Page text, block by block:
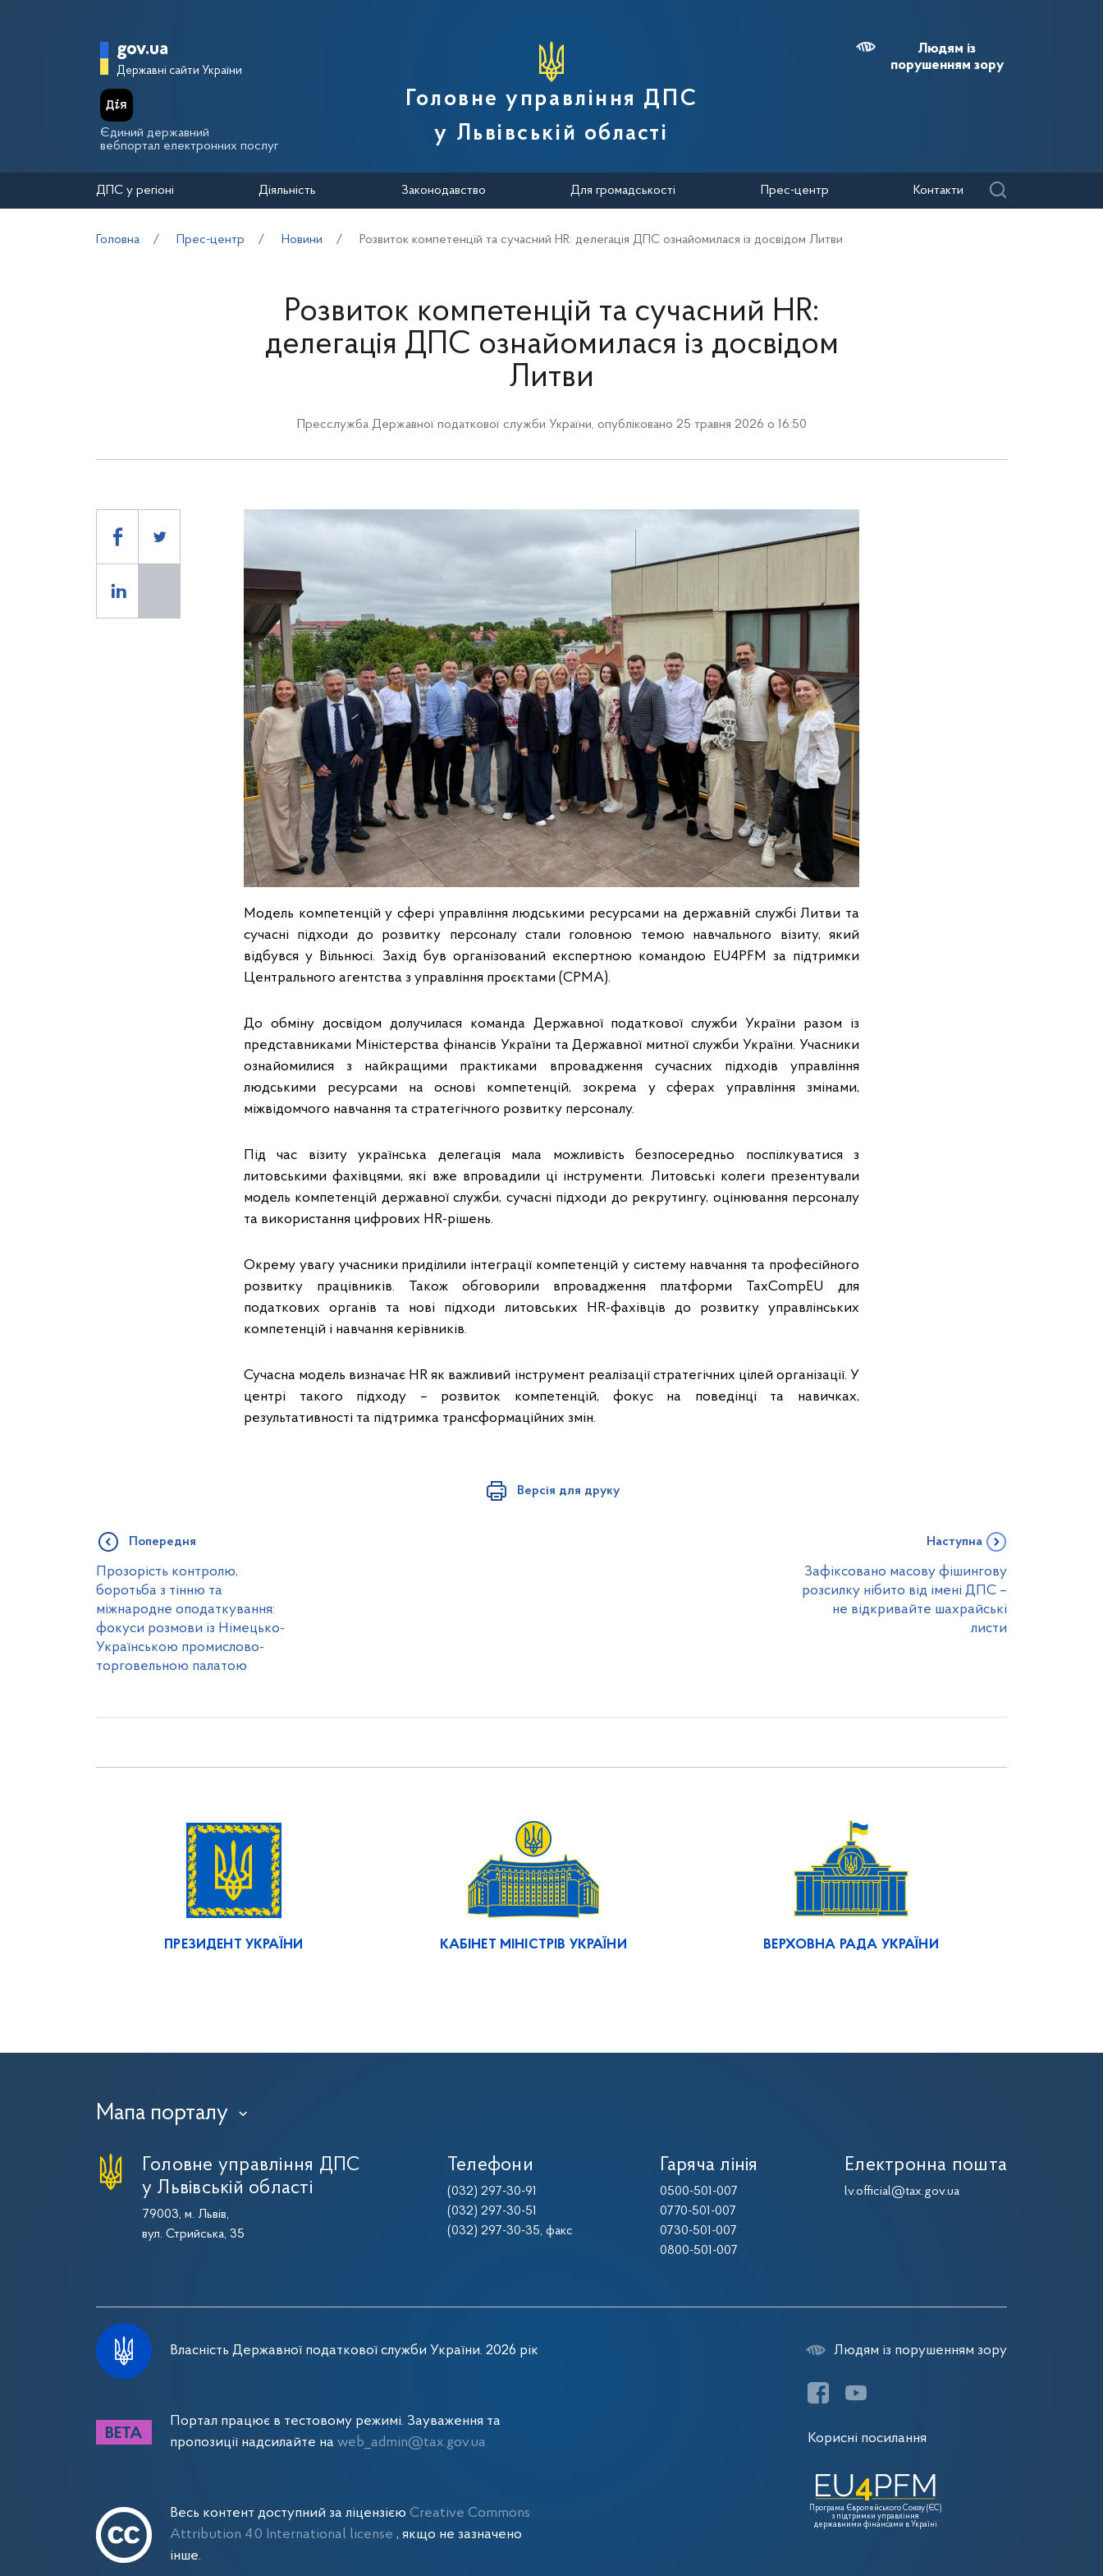
Головна сторінка Державної податкової служби України
gov.ua
Державні сайти України
Єдиний державний
вебпортал електронних послуг
Головне управління ДПС
у Львівській області
Людям із
порушенням зору
ДПС у регіоні Діяльність Законодавство Для громадськості Прес-центр Контакти
Головна Прес-центр Новини Розвиток компетенцій та сучасний HR: делегація ДПС ознайомилася із досвідом Литви
Розвиток компетенцій та сучасний HR:
делегація ДПС ознайомилася із досвідом
Литви
Пресслужба Державної податкової служби України, опубліковано 25 травня 2026 о 16:50
Модель компетенцій у сфері управління людськими ресурсами на державній службі Литви та
сучасні підходи до розвитку персоналу стали головною темою навчального візиту, який
відбувся у Вільнюсі. Захід був організований експертною командою EU4PFM за підтримки
Центрального агентства з управління проєктами (CPMA).
До обміну досвідом долучилася команда Державної податкової служби України разом із
представниками Міністерства фінансів України та Державної митної служби України. Учасники
ознайомилися з найкращими практиками впровадження сучасних підходів управління
людськими ресурсами на основі компетенцій, зокрема у сферах управління змінами,
міжвідомчого навчання та стратегічного розвитку персоналу.
Під час візиту українська делегація мала можливість безпосередньо поспілкуватися з
литовськими фахівцями, які вже впровадили ці інструменти. Литовські колеги презентували
модель компетенцій державної служби, сучасні підходи до рекрутингу, оцінювання персоналу
та використання цифрових HR-рішень.
Окрему увагу учасники приділили інтеграції компетенцій у систему навчання та професійного
розвитку працівників. Також обговорили впровадження платформи TaxCompEU для
податкових органів та нові підходи литовських HR-фахівців до розвитку управлінських
компетенцій і навчання керівників.
Сучасна модель визначає HR як важливий інструмент реалізації стратегічних цілей організації. У
центрі такого підходу – розвиток компетенцій, фокус на поведінці та навичках,
результативності та підтримка трансформаційних змін.
Версія для друку
Попередня
Прозорість контролю,
боротьба з тінню та
міжнародне оподаткування:
фокуси розмови із Німецько-
Українською промислово-
торговельною палатою
Наступна
Зафіксовано масову фішингову
розсилку нібито від імені ДПС –
не відкривайте шахрайські
листи
ПРЕЗИДЕНТ УКРАЇНИ КАБІНЕТ МІНІСТРІВ УКРАЇНИ ВЕРХОВНА РАДА УКРАЇНИ
Мапа порталу ›
Головне управління ДПС
у Львівській області
79003, м. Львів,
вул. Стрийська, 35
Телефони
(032) 297-30-91
(032) 297-30-51
(032) 297-30-35, факс
Гаряча лінія
0500-501-007
0770-501-007
0730-501-007
0800-501-007
Електронна пошта
lv.official@tax.gov.ua
Власність Державної податкової служби України. 2026 рік
Портал працює в тестовому режимі. Зауваження та
пропозиції надсилайте на web_admin@tax.gov.ua
Весь контент доступний за ліцензією Creative Commons
Attribution 4.0 International license , якщо не зазначено
інше.
Людям із порушенням зору
Корисні посилання
Програма Європейського Союзу (ЄС)
з підтримки управління
державними фінансами в Україні